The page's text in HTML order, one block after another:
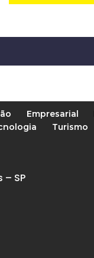
Empresarial
Turismo
SP